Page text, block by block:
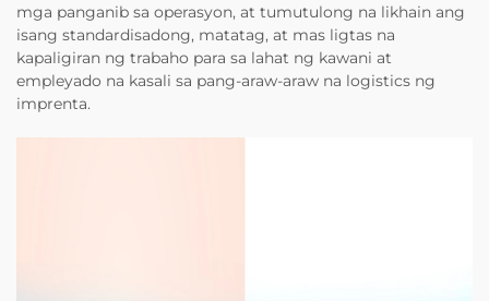
mga panganib sa operasyon, at tumutulong na likhain ang
isang standardisadong, matatag, at mas ligtas na
kapaligiran ng trabaho para sa lahat ng kawani at
empleyado na kasali sa pang-araw-araw na logistics ng
imprenta.